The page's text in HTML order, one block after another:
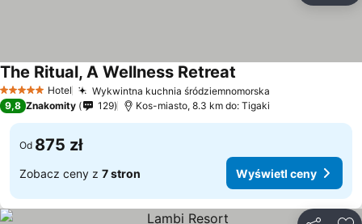
5 KategoriaHotel Wykwintna kuchnia śródziemnomorska
The Ritual, A Wellness Retreat
9,8 Znakomity 129 Kos-miasto, 8.3 km do: Tigaki
Od 875 zł
Zobacz ceny z 7 stron Wyświetl ceny